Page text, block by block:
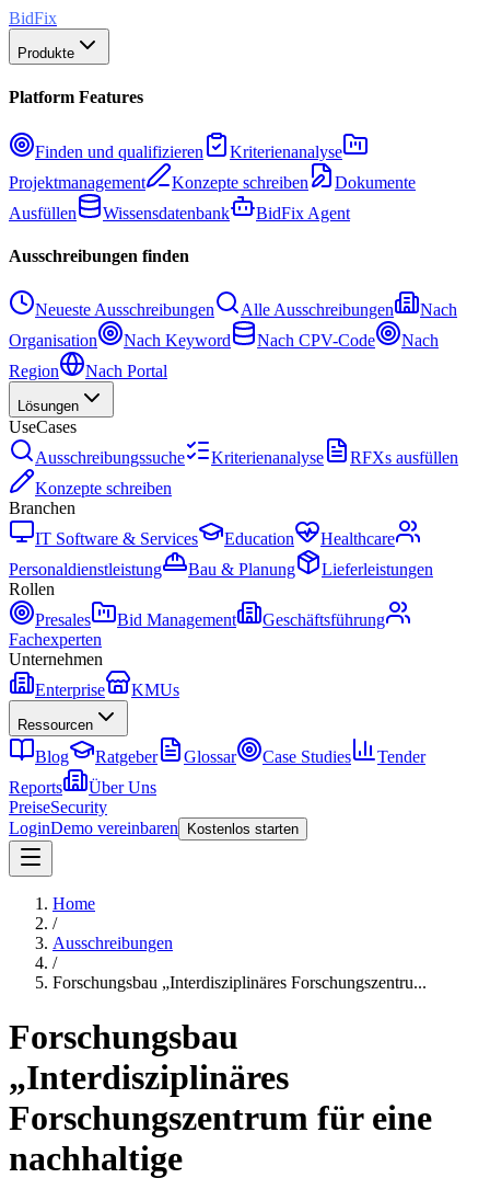
BidFix
Produkte
Platform Features
Finden und qualifizieren
Kriterienanalyse
Projektmanagement
Konzepte schreiben
Dokumente
Ausfüllen
Wissensdatenbank BidFix Agent
Ausschreibungen finden
Neueste Ausschreibungen Alle Ausschreibungen
Nach
Organisation
Nach Keyword Nach CPV-Code
Nach
Region
Nach Portal
Lösungen
UseCases
Ausschreibungssuche
Kriterienanalyse
RFXs ausfüllen
Konzepte schreiben
Branchen
IT Software & Services
Education
Healthcare
Personaldienstleistung
Bau & Planung
Lieferleistungen
Rollen
Presales
Bid Management
Geschäftsführung
Fachexperten
Unternehmen
Enterprise
KMUs
Ressourcen
Blog Ratgeber Glossar Case Studies
Tender
Reports
Über Uns
PreiseSecurity
LoginDemo vereinbaren Kostenlos starten
Home
/
Ausschreibungen
/
Forschungsbau „Interdisziplinäres Forschungszentru...
Forschungsbau
„Interdisziplinäres
Forschungszentrum für eine
nachhaltige